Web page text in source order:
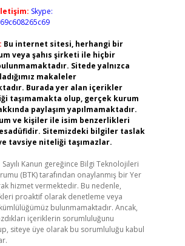
Skype:
Bu internet sitesi, herhangi bir
veya şahıs şirketi ile hiçbir
Sitede yalnızca
makaleler
Burada yer alan içerikler
taşımamakta olup, gerçek kurum
paylaşım yapılmamaktadır.
ve kişiler ile isim benzerlikleri
Sitemizdeki bilgiler taslak
tavsiye niteliği taşımazlar.
Kanun gereğince Bilgi Teknolojileri
(BTK) tarafından onaylanmış bir Yer
hizmet vermektedir. Bu nedenle,
proaktif olarak denetleme veya
bulunmamaktadır. Ancak,
içeriklerin sorumluluğunu
siteye üye olarak bu sorumluluğu kabul